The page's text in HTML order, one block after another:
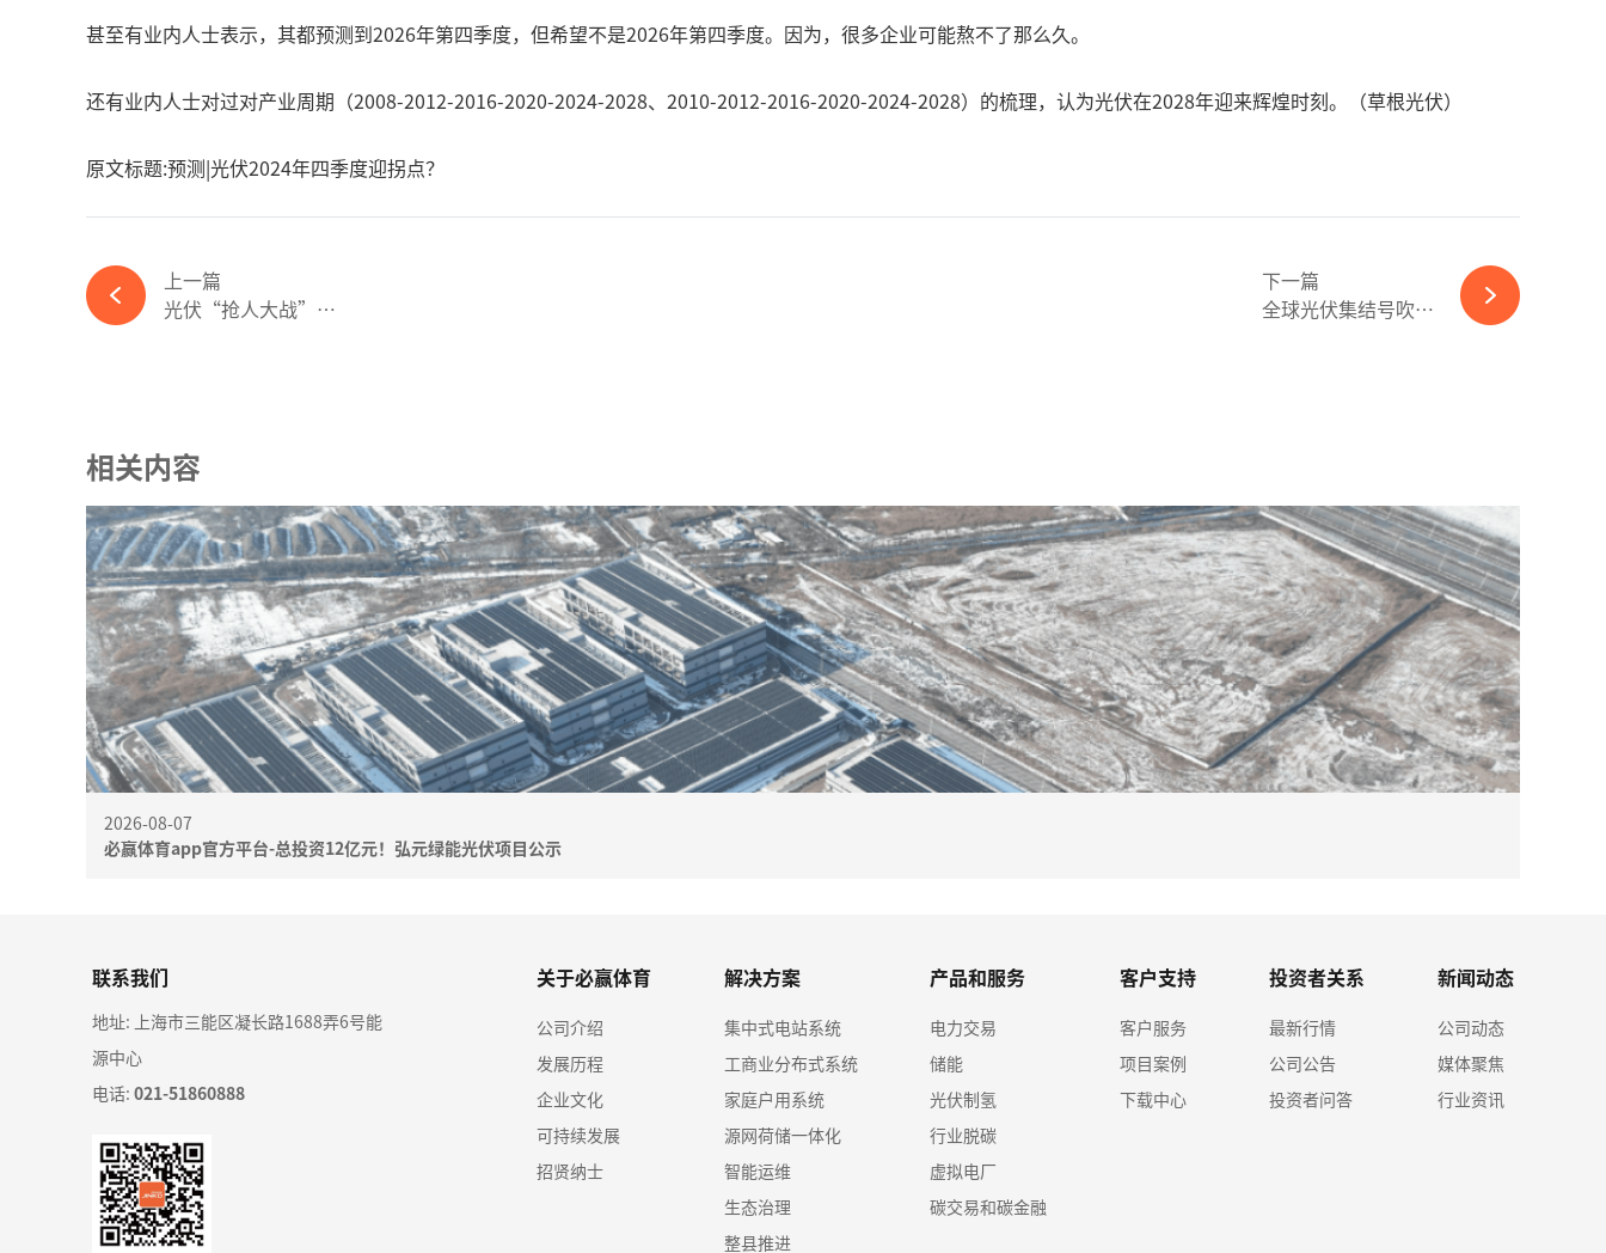
甚至有业内人士表示，其都预测到2026年第四季度，但希望不是2026年第四季度。因为，很多企业可能熬不了那么久。
还有业内人士对过对产业周期（2008-2012-2016-2020-2024-2028、2010-2012-2016-2020-2024-2028）的梳理，认为光伏在2028年迎来辉煌时刻。（草根光伏）
原文标题:预测|光伏2024年四季度迎拐点？
上一篇
光伏“抢人大战”升温，员工跳槽后诉讼纷起-必赢体育app官方平台
下一篇
全球光伏集结号吹响！中国“太阳神”大奖邀您共赴光储荣耀盛宴-必赢体育app官方平台
相关内容
2026-08-07
必赢体育app官方平台-总投资12亿元！弘元绿能光伏项目公示
联系我们
地址: 上海市三能区凝长路1688弄6号能
源中心
电话:021-51860888
关于必赢体育
公司介绍
发展历程
企业文化
可持续发展
招贤纳士
解决方案
集中式电站系统
工商业分布式系统
家庭户用系统
源网荷储一体化
智能运维
生态治理
整县推进
产品和服务
电力交易
储能
光伏制氢
行业脱碳
虚拟电厂
碳交易和碳金融
客户支持
客户服务
项目案例
下载中心
投资者关系
最新行情
公司公告
投资者问答
新闻动态
公司动态
媒体聚焦
行业资讯